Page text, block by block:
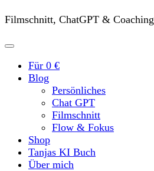
Filmschnitt, ChatGPT & Coaching
Für 0 €
Blog
Persönliches
Chat GPT
Filmschnitt
Flow & Fokus
Shop
Tanjas KI Buch
Über mich